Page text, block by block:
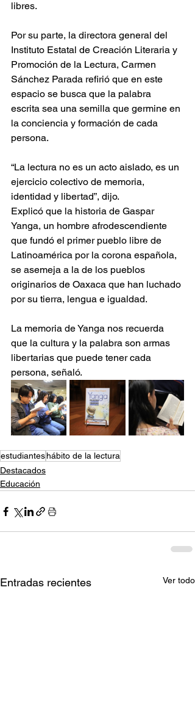
libres.
Por su parte, la directora general del
Instituto Estatal de Creación Literaria y
Promoción de la Lectura, Carmen
Sánchez Parada refirió que en este
espacio se busca que la palabra
escrita sea una semilla que germine en
la conciencia y formación de cada
persona.
“La lectura no es un acto aislado, es un
ejercicio colectivo de memoria,
identidad y libertad”, dijo.
Explicó que la historia de Gaspar
Yanga, un hombre afrodescendiente
que fundó el primer pueblo libre de
Latinoamérica por la corona española,
se asemeja a la de los pueblos
originarios de Oaxaca que han luchado
por su tierra, lengua e igualdad.
La memoria de Yanga nos recuerda
que la cultura y la palabra son armas
libertarias que puede tener cada
persona, señaló.
estudianteshábito de la lectura
Destacados
Educación
Entradas recientes Ver todo